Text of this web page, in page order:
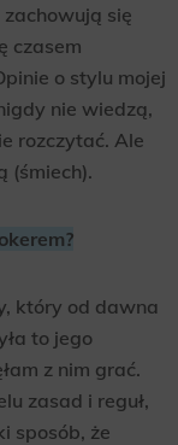
się
czasem
o stylu mojej
nie wiedzą,
rozczytać. Ale
(śmiech).
który od dawna
to jego
z nim grać.
zasad i reguł,
sposób, że